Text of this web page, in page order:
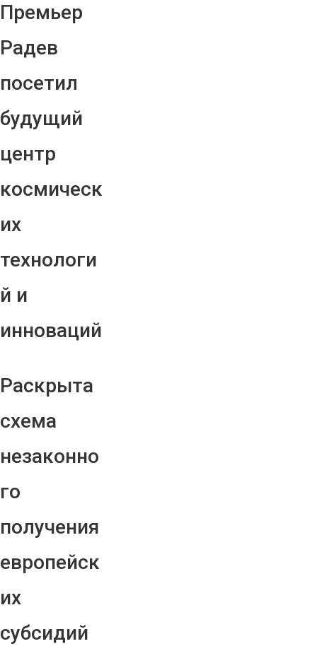
Премьер
Радев
посетил
будущий
центр
космическ
их
технологи
й и
инноваций
Раскрыта
схема
незаконно
го
получения
европейск
их
субсидий